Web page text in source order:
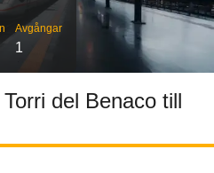
Avgångar
1
del Benaco till